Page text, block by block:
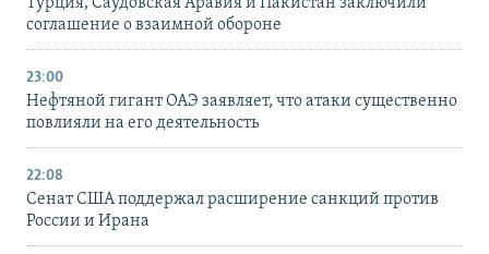
Турция, Саудовская Аравия и Пакистан заключили
соглашение о взаимной обороне
23:00
Нефтяной гигант ОАЭ заявляет, что атаки существенно
повлияли на его деятельность
22:08
Сенат США поддержал расширение санкций против
России и Ирана